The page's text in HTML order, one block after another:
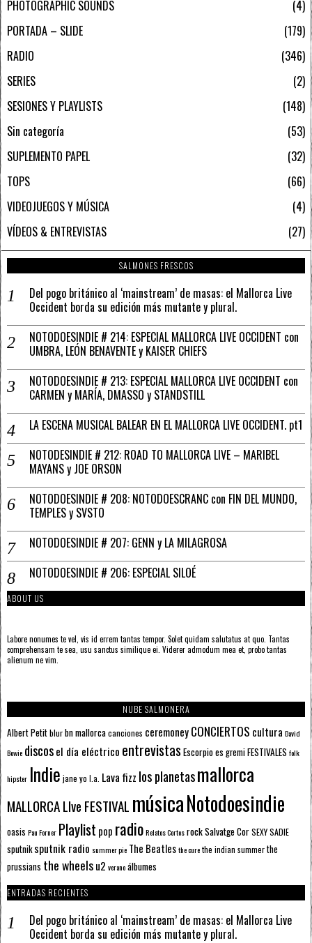
PHOTOGRAPHIC SOUNDS
4
PORTADA – SLIDE
179
RADIO
346
SERIES
2
SESIONES Y PLAYLISTS
148
Sin categoría
53
SUPLEMENTO PAPEL
32
TOPS
66
VIDEOJUEGOS Y MÚSICA
4
VÍDEOS & ENTREVISTAS
27
SALMONES FRESCOS
Del pogo británico al ‘mainstream’ de masas: el Mallorca Live
Occident borda su edición más mutante y plural.
NOTODOESINDIE # 214: ESPECIAL MALLORCA LIVE OCCIDENT con
UMBRA, LEÓN BENAVENTE y KAISER CHIEFS
NOTODOESINDIE # 213: ESPECIAL MALLORCA LIVE OCCIDENT con
CARMEN y MARÍA, DMASSO y STANDSTILL
LA ESCENA MUSICAL BALEAR EN EL MALLORCA LIVE OCCIDENT. pt1
NOTODESINDIE # 212: ROAD TO MALLORCA LIVE – MARIBEL
MAYANS y JOE ORSON
NOTODOESINDIE # 208: NOTODOESCRANC con FIN DEL MUNDO,
TEMPLES y SVSTO
NOTODOESINDIE # 207: GENN y LA MILAGROSA
NOTODOESINDIE # 206: ESPECIAL SILOÉ
ABOUT US
Labore nonumes te vel, vis id errem tantas tempor. Solet quidam salutatus at quo. Tantas
comprehensam te sea, usu sanctus similique ei. Viderer admodum mea et, probo tantas
alienum ne vim.
NUBE SALMONERA
Albert Petitblurbn mallorcacanciones ceremoneyCONCIERTOS cultura David
Bowie discosel día eléctrico entrevistas Escorpioes gremiFESTIVALES folk
hipster Indie jane yo l.a. Lava fizz los planetasmallorca
MALLORCA LIve FESTIVAL músicaNotodoesindie
oasis Pau Forner Playlist pop radioRelatos CortosrockSalvatge CorSEXY SADIE
sputnik sputnik radio summer pie The Beatlesthe curethe indian summerthe
prussians the wheelsu2 veranoálbumes
ENTRADAS RECIENTES
Del pogo británico al ‘mainstream’ de masas: el Mallorca Live
Occident borda su edición más mutante y plural.